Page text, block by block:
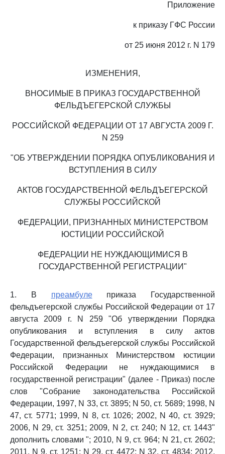
Приложение
к приказу ГФС России
от 25 июня 2012 г. N 179
ИЗМЕНЕНИЯ,
ВНОСИМЫЕ В ПРИКАЗ ГОСУДАРСТВЕННОЙ
ФЕЛЬДЪЕГЕРСКОЙ СЛУЖБЫ
РОССИЙСКОЙ ФЕДЕРАЦИИ ОТ 17 АВГУСТА 2009 Г.
N 259
"ОБ УТВЕРЖДЕНИИ ПОРЯДКА ОПУБЛИКОВАНИЯ И
ВСТУПЛЕНИЯ В СИЛУ
АКТОВ ГОСУДАРСТВЕННОЙ ФЕЛЬДЪЕГЕРСКОЙ
СЛУЖБЫ РОССИЙСКОЙ
ФЕДЕРАЦИИ, ПРИЗНАННЫХ МИНИСТЕРСТВОМ
ЮСТИЦИИ РОССИЙСКОЙ
ФЕДЕРАЦИИ НЕ НУЖДАЮЩИМИСЯ В
ГОСУДАРСТВЕННОЙ РЕГИСТРАЦИИ"
1. В преамбулеприказа Государственной
фельдъегерской службы Российской Федерации от 17
августа 2009 г. N 259 "Об утверждении Порядка
опубликования и вступления в силу актов
Государственной фельдъегерской службы Российской
Федерации, признанных Министерством юстиции
Российской Федерации не нуждающимися в
государственной регистрации" (далее - Приказ) после
слов "Собрание законодательства Российской
Федерации, 1997, N 33, ст. 3895; N 50, ст. 5689; 1998, N
47, ст. 5771; 1999, N 8, ст. 1026; 2002, N 40, ст. 3929;
2006, N 29, ст. 3251; 2009, N 2, ст. 240; N 12, ст. 1443"
дополнить словами "; 2010, N 9, ст. 964; N 21, ст. 2602;
2011, N 9, ст. 1251; N 29, ст. 4472; N 32, ст. 4834; 2012,